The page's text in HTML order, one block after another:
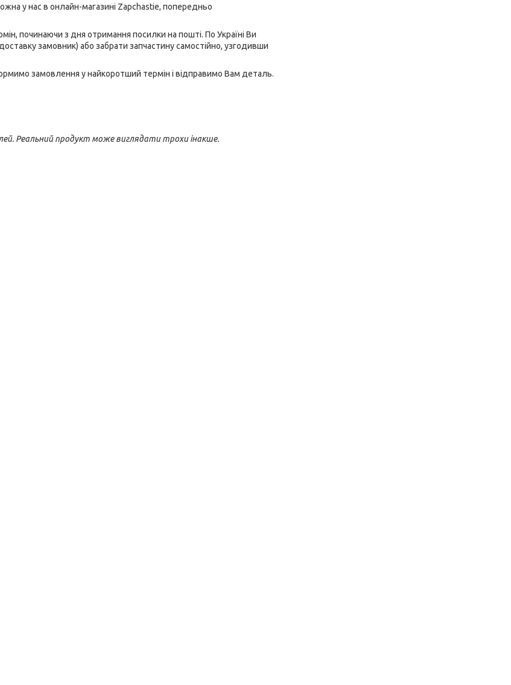
у нас в онлайн-магазині Zapchastie, попередньо
починаючи з дня отримання посилки на пошті. По Україні Ви
замовник) або забрати запчастину самостійно, узгодивши
замовлення у найкоротший термін і відправимо Вам деталь.
Реальний продукт може виглядати трохи інакше.